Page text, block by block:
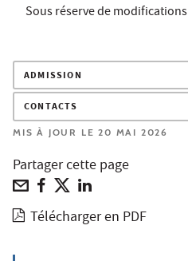
Sous réserve de modifications
ADMISSION
CONTACTS
MIS À JOUR LE 20 MAI 2026
Partager cette page
Télécharger en PDF